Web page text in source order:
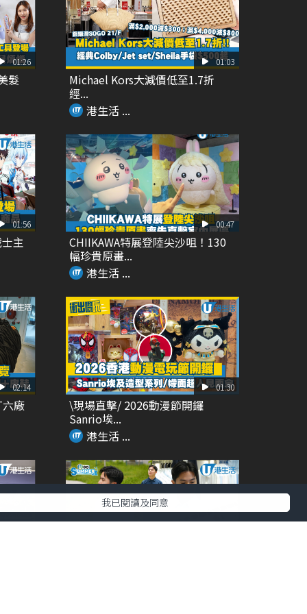
01:26
髮
01:03
Michael Kors大減價低至1.7折
經...
港生活 ...
01:56
主
00:47
CHIIKAWA特展登陸尖沙咀！130
幅珍貴原畫...
港生活 ...
02:14
廠
01:30
\現場直擊/ 2026動漫節開鑼
Sanrio埃...
港生活 ...
我已閱讀及同意